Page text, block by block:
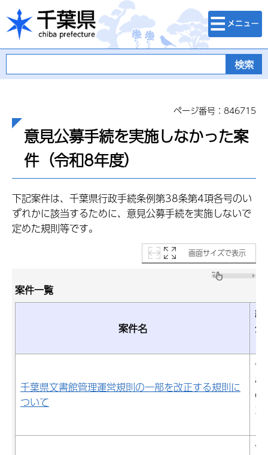
千葉県
検索・メニュ
ー
ページ番号：846715
意見公募手続を実施しなかった案
件（令和8年度）
下記案件は、千葉県行政手続条例第38条第4項各号のい
ずれかに該当するために、意見公募手続を実施しないで
定めた規則等です。
画面サイズで表示
案件一覧
案件名
結
公
千葉県文書館管理運営規則の一部を改正する規則に
ついて
令
8
6
26
令